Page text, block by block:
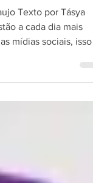
mídias sociais
Texto por Tásya
a cada dia mais
mídias sociais, isso